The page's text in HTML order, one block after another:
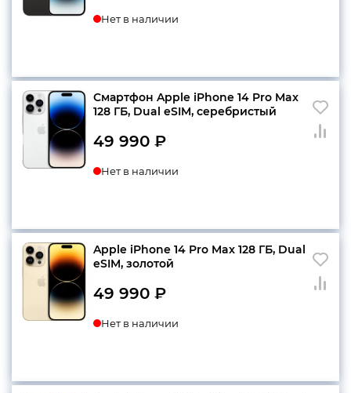
Нет в наличии
Смартфон Apple iPhone 14 Pro Max
128 ГБ, Dual еSIM, серебристый
49 990 ₽
Нет в наличии
Apple iPhone 14 Pro Max 128 ГБ, Dual
еSIM, золотой
49 990 ₽
Нет в наличии
конфиденциальности
+7 812 318-40-14